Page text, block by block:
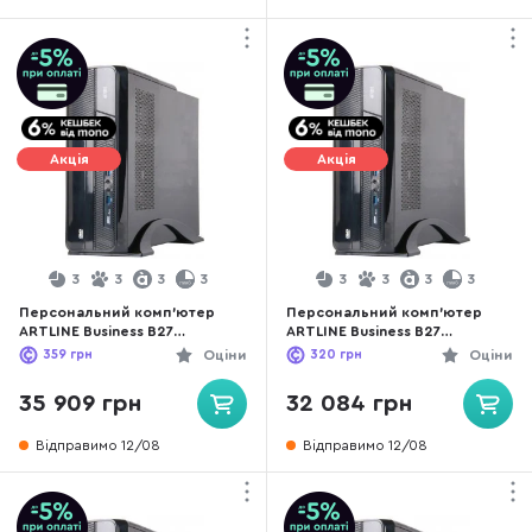
Акція
3 3 3 3
Персональний комп'ютер
ARTLINE Business B27
(B27v62Win) - Intel Core i3 i3-
12100 / 16 ГБ DDR4 / HDD + SSD
1 ТБ + 240 ГБ / Intel / Intel UHD
Graphics 730, UMA / Intel H610
Оціни
359 грн
35 909 грн
Відправимо 12/08
Акція
3 3 3 3
Персональний комп'ютер
ARTLINE Business B27
(B27v61Win) - Intel Core i3 i3-
12100 / 16 ГБ DDR4 / SATA 3
SSD 480 ГБ / Intel / Intel UHD
Graphics 730, UMA / Intel H610
Оціни
320 грн
32 084 грн
Відправимо 12/08